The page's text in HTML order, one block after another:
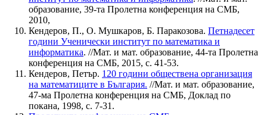
образование, 39-та Пролетна конференция на СМБ,
2010,
Кендеров, П., О. Мушкаров, Б. Паракозова. Петнадесет
години Ученически институт по математика и
информатика. //Мат. и мат. образование, 44-та Пролетна
конференция на СМБ, 2015, с. 41-53.
Кендеров, Петър. 120 години обществена организация
на математиците в България. //Мат. и мат. образование,
47-ма Пролетна конференция на СМБ, Доклад по
покана, 1998, с. 7-31.